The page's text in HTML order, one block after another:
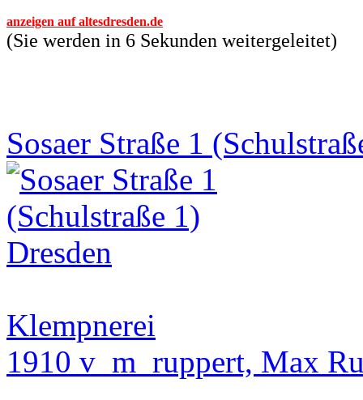
anzeigen auf altesdresden.de
(Sie werden in 6 Sekunden weitergeleitet)
Sosaer Straße 1
Klempnerei
1910 v_m_ruppert, Max